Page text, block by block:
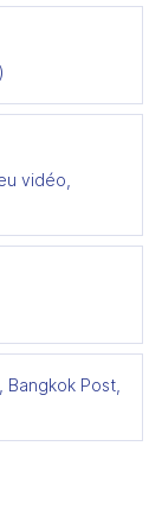
vidéo,
Post,